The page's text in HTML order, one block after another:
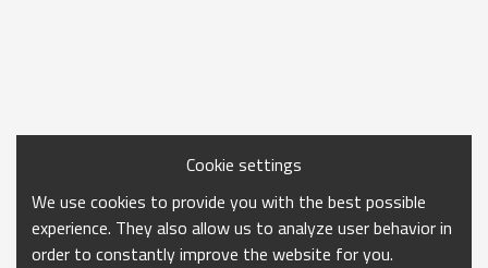
Cookie settings
We use cookies to provide you with the best possible
experience. They also allow us to analyze user behavior in
order to constantly improve the website for you.